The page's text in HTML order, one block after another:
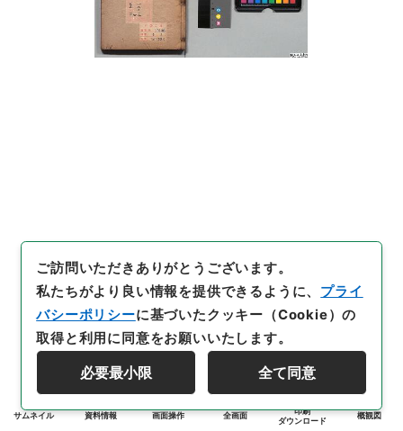
サムネイル 資料情報 画面操作 全画面
印刷
ダウンロード
概観図
ご訪問いただきありがとうございます。
私たちがより良い情報を提供できるように、 プライ
バシーポリシーに基づいたクッキー（Cookie）の
取得と利用に同意をお願いいたします。
必要最小限 全て同意